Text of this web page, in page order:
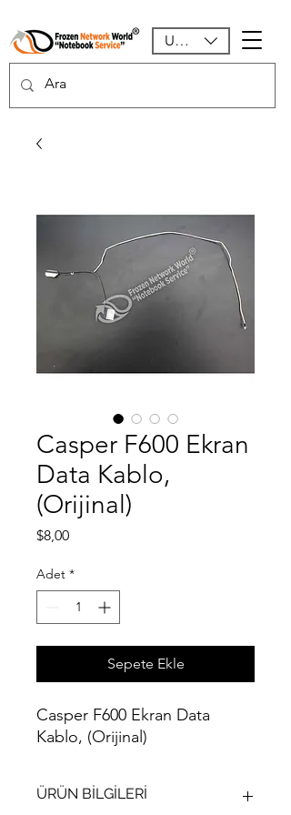
USD ($)
Casper F600 Ekran
Data Kablo,
(Orijinal)
$8,00Fiyat
Adet *
Sepete Ekle
Casper F600 Ekran Data
Kablo, (Orijinal)
ÜRÜN BİLGİLERİ